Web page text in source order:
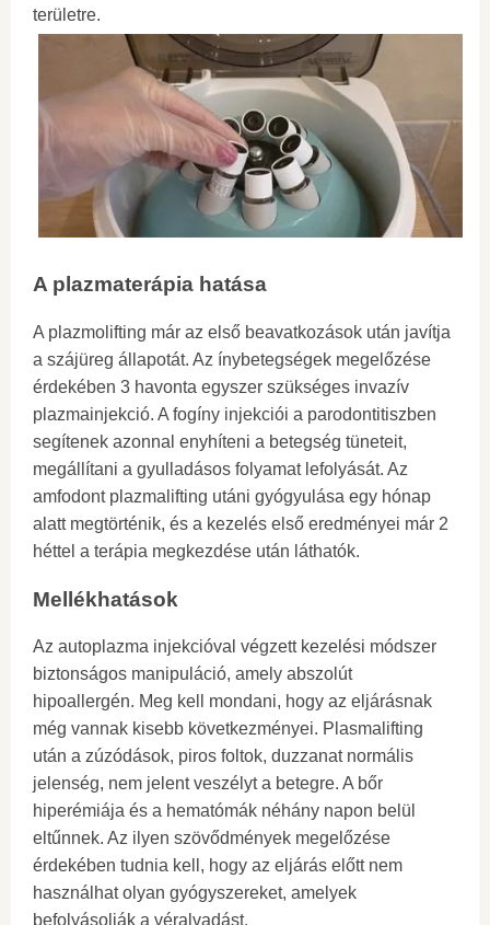
területre.
A plazmaterápia hatása
A plazmolifting már az első beavatkozások után javítja
a szájüreg állapotát. Az ínybetegségek megelőzése
érdekében 3 havonta egyszer szükséges invazív
plazmainjekció. A fogíny injekciói a parodontitiszben
segítenek azonnal enyhíteni a betegség tüneteit,
megállítani a gyulladásos folyamat lefolyását. Az
amfodont plazmalifting utáni gyógyulása egy hónap
alatt megtörténik, és a kezelés első eredményei már 2
héttel a terápia megkezdése után láthatók.
Mellékhatások
Az autoplazma injekcióval végzett kezelési módszer
biztonságos manipuláció, amely abszolút
hipoallergén. Meg kell mondani, hogy az eljárásnak
még vannak kisebb következményei. Plasmalifting
után a zúzódások, piros foltok, duzzanat normális
jelenség, nem jelent veszélyt a betegre. A bőr
hiperémiája és a hematómák néhány napon belül
eltűnnek. Az ilyen szövődmények megelőzése
érdekében tudnia kell, hogy az eljárás előtt nem
használhat olyan gyógyszereket, amelyek
befolyásolják a véralvadást.